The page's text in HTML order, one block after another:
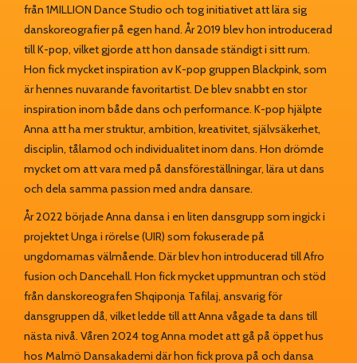
från 1MILLION Dance Studio och tog initiativet att lära sig
danskoreografier på egen hand. År 2019 blev hon introducerad
till K-pop, vilket gjorde att hon dansade ständigt i sitt rum.
Hon fick mycket inspiration av K-pop gruppen Blackpink, som
är hennes nuvarande favoritartist. De blev snabbt en stor
inspiration inom både dans och performance. K-pop hjälpte
Anna att ha mer struktur, ambition, kreativitet, självsäkerhet,
disciplin, tålamod och individualitet inom dans. Hon drömde
mycket om att vara med på dansföreställningar, lära ut dans
och dela samma passion med andra dansare.
År 2022 började Anna dansa i en liten dansgrupp som ingick i
projektet Unga i rörelse (UIR) som fokuserade på
ungdomarnas välmående. Där blev hon introducerad till Afro
fusion och Dancehall. Hon fick mycket uppmuntran och stöd
från danskoreografen Shqiponja Tafilaj, ansvarig för
dansgruppen då, vilket ledde till att Anna vågade ta dans till
nästa nivå. Våren 2024 tog Anna modet att gå på öppet hus
hos Malmö Dansakademi där hon fick prova på och dansa